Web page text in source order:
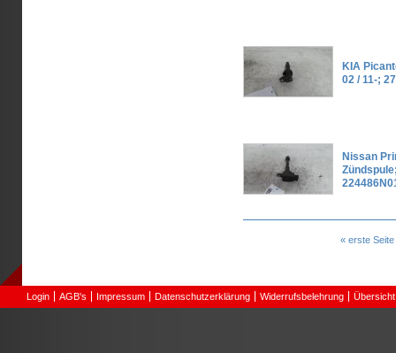
KIA
02 / 11-;
Nissan
« erste Seite
Login AGB's Impressum Datenschutzerklärung Widerrufsbelehrung